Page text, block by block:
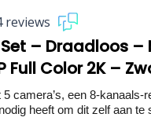
reviews
– Draadloos –
Full Color 2K –
camera’s, een 8-kanaals-
heeft om dit zelf aan te